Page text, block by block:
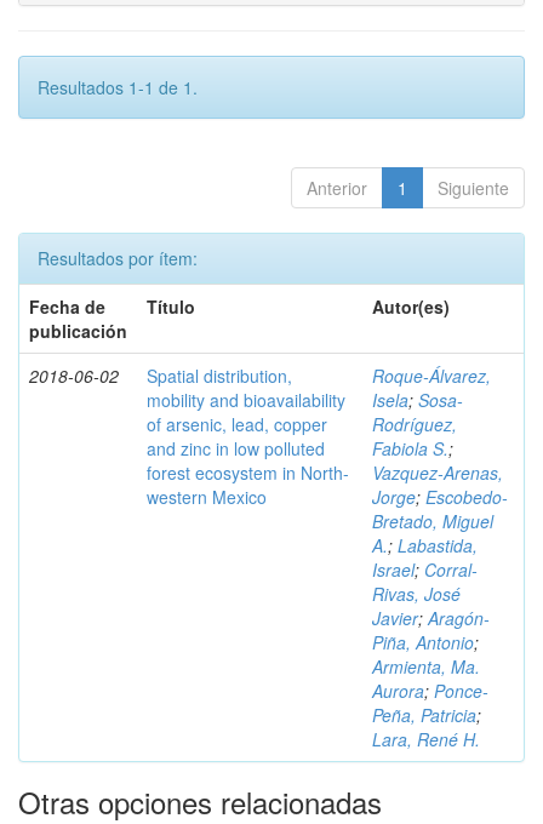
Resultados 1-1 de 1.
Anterior 1 Siguiente
Resultados por ítem:
Fecha de
publicación
Título Autor(es)
2018-06-02
Spatial distribution,
mobility and bioavailability
of arsenic, lead, copper
and zinc in low polluted
forest ecosystem in North-
western Mexico
Roque-Álvarez,
Isela; Sosa-
Rodríguez,
Fabiola S.;
Vazquez-Arenas,
Jorge; Escobedo-
Bretado, Miguel
A.; Labastida,
Israel; Corral-
Rivas, José
Javier;Aragón-
Piña, Antonio;
Armienta, Ma.
Aurora; Ponce-
Peña, Patricia;
Lara, René H.
Otras opciones relacionadas